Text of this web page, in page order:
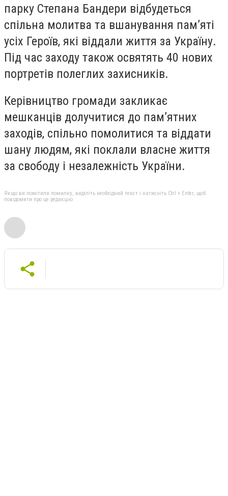
парку Степана Бандери відбудеться
спільна молитва та вшанування пам’яті
усіх Героїв, які віддали життя за Україну.
Під час заходу також освятять 40 нових
портретів полеглих захисників.
Керівництво громади закликає
мешканців долучитися до пам’ятних
заходів, спільно помолитися та віддати
шану людям, які поклали власне життя
за свободу і незалежність України.
Якщо ви помітили помилку, виділіть необхідний текст і натисніть Ctrl + Enter, щоб
повідомити про це редакцію